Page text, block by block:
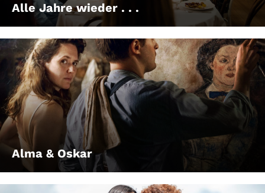
Alle Jahre wieder . . .
Alma & Oskar